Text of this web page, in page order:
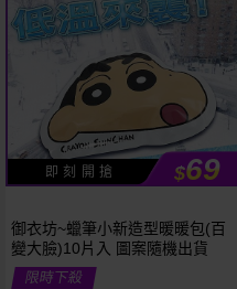
即 刻 開 搶 $69
御衣坊~蠟筆小新造型暖暖包(百
變大臉)10片入 圖案隨機出貨
限時下殺